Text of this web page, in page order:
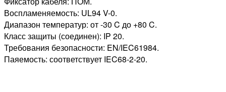
Воспламеняемость: UL94 V-0.
Диапазон температур: от -30 C до +80 C.
Класс защиты (соединен): IP 20.
Требования безопасности: EN/IEC61984.
Паяемость: соответствует IEC68-2-20.